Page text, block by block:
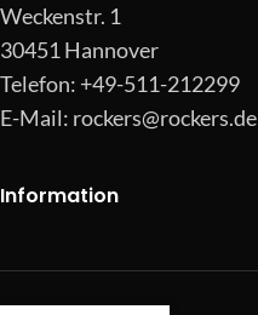
Weckenstr. 1
30451 Hannover
Telefon: +49-511-212299
E-Mail: rockers@rockers.de
Information